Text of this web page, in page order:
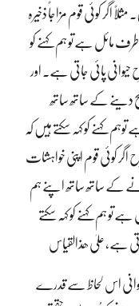
اگر کوئی قوم مزاجاً ذخیرہ
طرف مائل ہے تو ہم کہنے کو
پائی جاتی ہے۔ اور
دینے کے ساتھ ساتھ
کہنے کو کہہ سکتے ہیں کہ
کوئی قوم اپنی خواہشات
کے ساتھ ساتھ اپنے ہم
تو ہم کہنے کو کہہ سکتے
ہے، علیٰ ھذالقیاس
اس لحاظ سے قدرے